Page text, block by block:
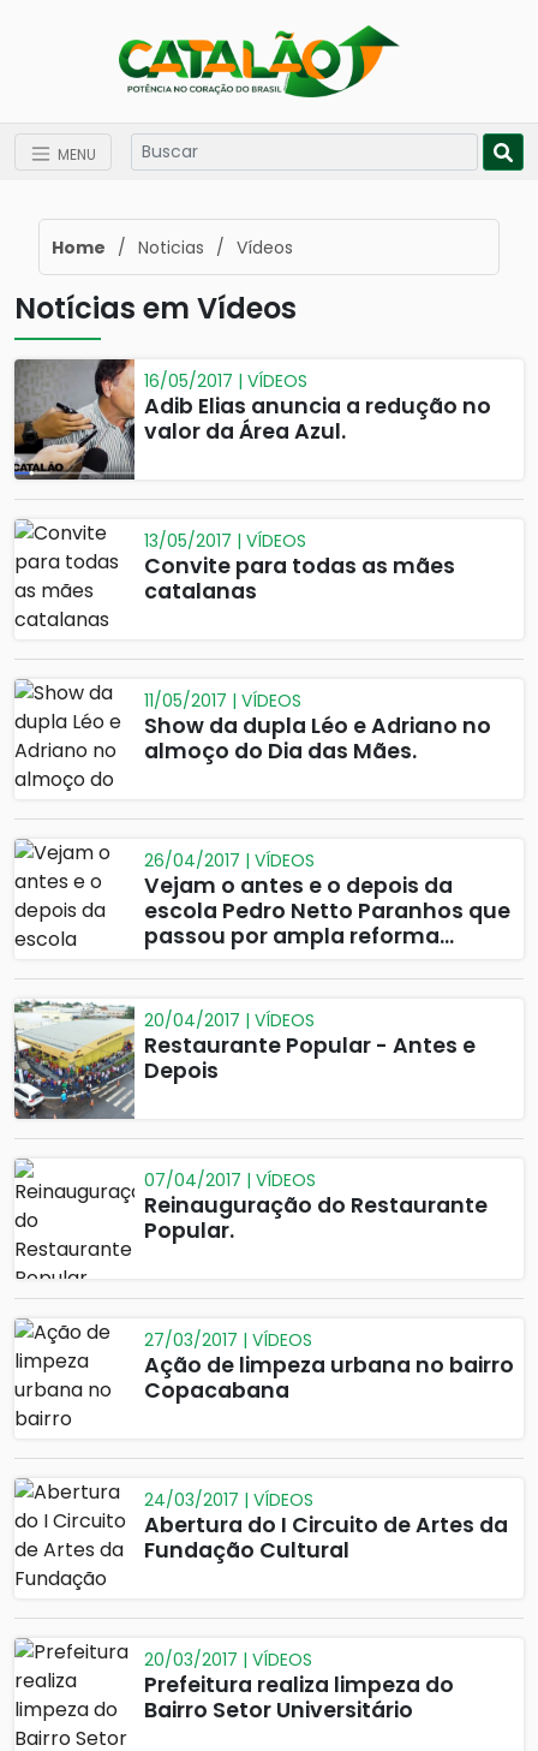
MENU
Home / Noticias / Vídeos
Notícias em Vídeos
16/05/2017 | VÍDEOS
Adib Elias anuncia a redução no
valor da Área Azul.
13/05/2017 | VÍDEOS
Convite para todas as mães
catalanas
11/05/2017 | VÍDEOS
Show da dupla Léo e Adriano no
almoço do Dia das Mães.
26/04/2017 | VÍDEOS
Vejam o antes e o depois da
escola Pedro Netto Paranhos que
passou por ampla reforma
20/04/2017 | VÍDEOS
Restaurante Popular - Antes e
Depois
07/04/2017 | VÍDEOS
Reinauguração do Restaurante
Popular.
27/03/2017 | VÍDEOS
Ação de limpeza urbana no bairro
Copacabana
24/03/2017 | VÍDEOS
Abertura do I Circuito de Artes da
Fundação Cultural
20/03/2017 | VÍDEOS
Prefeitura realiza limpeza do
Bairro Setor Universitário